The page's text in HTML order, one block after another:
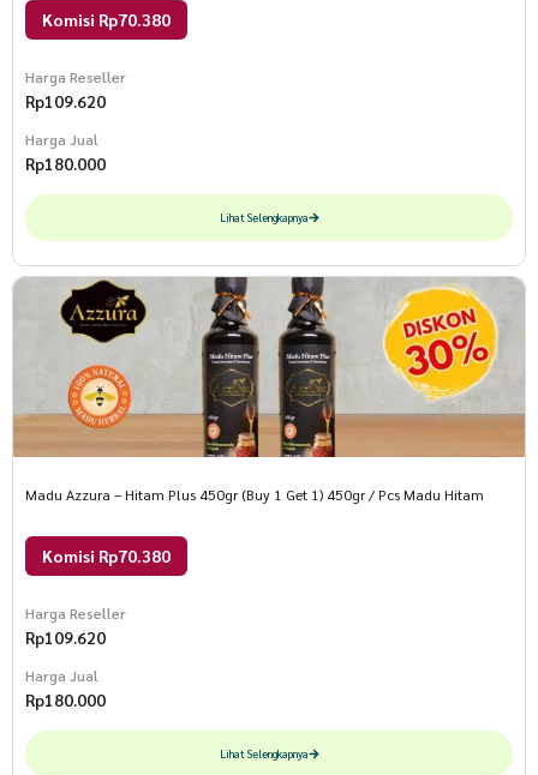
Komisi Rp70.380
Harga Reseller
Rp109.620
Harga Jual
Rp180.000
Lihat Selengkapnya
Madu Azzura – Hitam Plus 450gr (Buy 1 Get 1) 450gr / Pcs Madu Hitam
Komisi Rp70.380
Harga Reseller
Rp109.620
Harga Jual
Rp180.000
Lihat Selengkapnya